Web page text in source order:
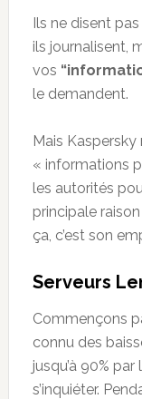
Ils ne disent
ils journalisent,
vos
le demandent.
Mais Kaspersky
« informations
les autorités
principale
ça, c’est son
Serveurs
Commençons
connu des
jusqu’à 90%
s’inquiéter.